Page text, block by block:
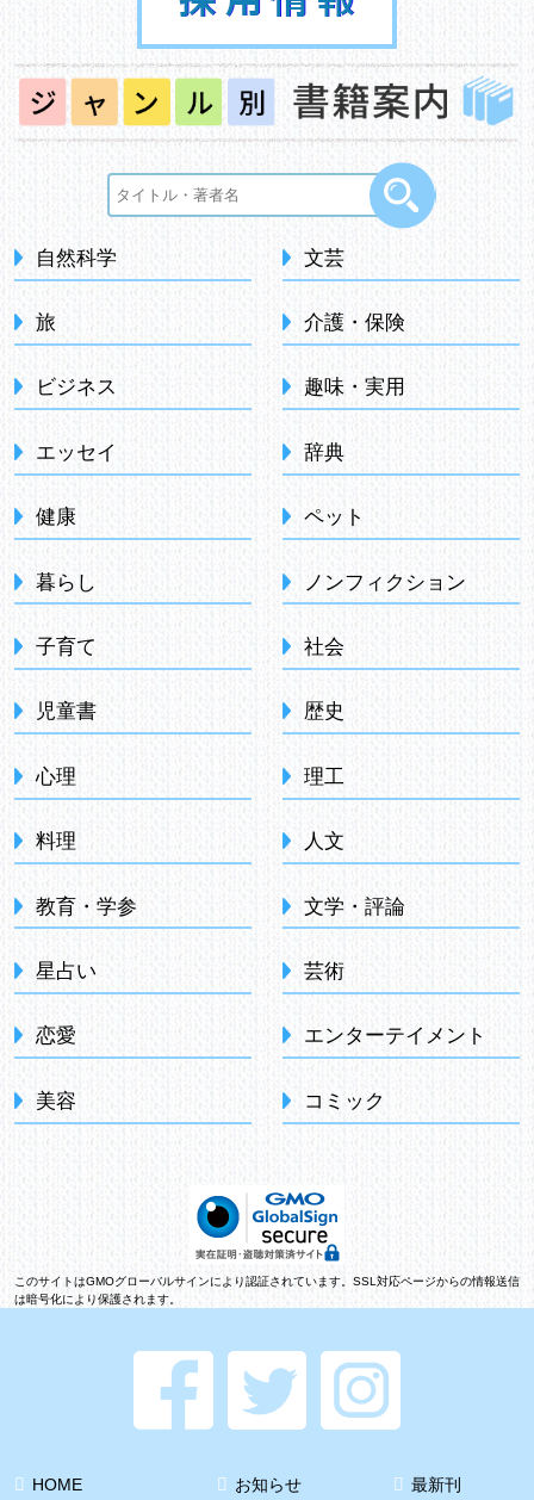
自然科学
旅
ビジネス
エッセイ
健康
暮らし
子育て
児童書
心理
料理
教育・学参
星占い
恋愛
美容
文芸
介護・保険
趣味・実用
辞典
ペット
ノンフィクション
社会
歴史
理工
人文
文学・評論
芸術
エンターテイメント
コミック
このサイトはGMOグローバルサインにより認証されています。SSL対応ページからの情報送信
は暗号化により保護されます。
HOME お知らせ 最新刊